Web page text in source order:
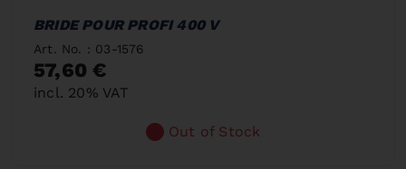
BRIDE POUR PROFI 400 V
Art. No. : 03-1576
57,60 €
incl. 20% VAT
Out of Stock